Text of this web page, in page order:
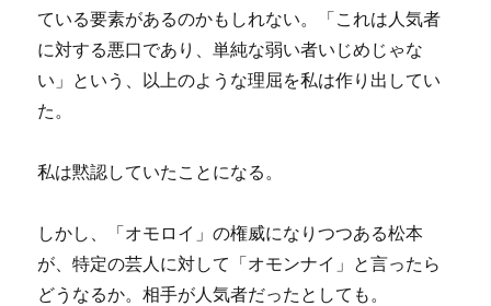
ている要素があるのかもしれない。「これは人気者
に対する悪口であり、単純な弱い者いじめじゃな
い」という、以上のような理屈を私は作り出してい
た。
私は黙認していたことになる。
しかし、「オモロイ」の権威になりつつある松本
が、特定の芸人に対して「オモンナイ」と言ったら
どうなるか。相手が人気者だったとしても。